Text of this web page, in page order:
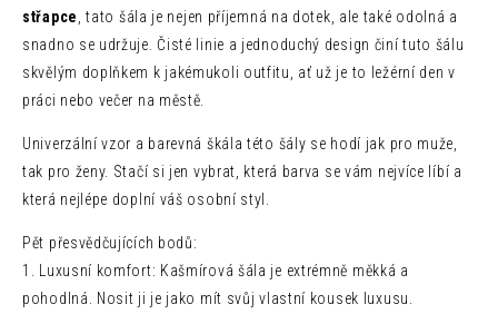
střapce , tato šála je nejen příjemná na dotek, ale také odolná a
snadno se udržuje. Čisté linie a jednoduchý design činí tuto šálu
skvělým doplňkem k jakémukoli outfitu, ať už je to ležérní den v
práci nebo večer na městě.
Univerzální vzor a barevná škála této šály se hodí jak pro muže,
tak pro ženy. Stačí si jen vybrat, která barva se vám nejvíce líbí a
která nejlépe doplní váš osobní styl.
Pět přesvědčujících bodů:
1. Luxusní komfort: Kašmírová šála je extrémně měkká a
pohodlná. Nosit ji je jako mít svůj vlastní kousek luxusu.